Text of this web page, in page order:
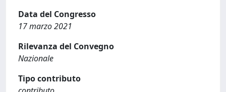
Data del Congresso
17 marzo 2021
Rilevanza del Convegno
Nazionale
Tipo contributo